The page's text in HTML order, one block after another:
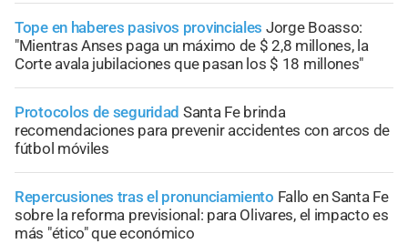
Tope en haberes pasivos provinciales Jorge Boasso:
"Mientras Anses paga un máximo de $ 2,8 millones, la
Corte avala jubilaciones que pasan los $ 18 millones"
Protocolos de seguridad Santa Fe brinda
recomendaciones para prevenir accidentes con arcos de
fútbol móviles
Repercusiones tras el pronunciamiento Fallo en Santa Fe
sobre la reforma previsional: para Olivares, el impacto es
más "ético" que económico